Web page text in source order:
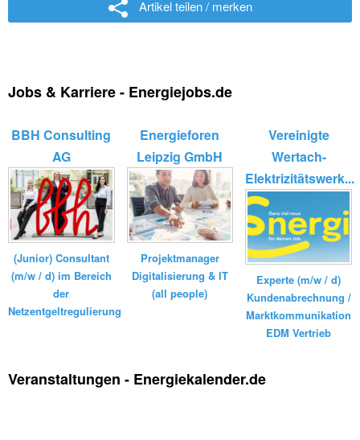
Artikel teilen / merken
Jobs & Karriere - Energiejobs.de
BBH Consulting
AG
(Junior) Consultant
(m/w / d) im Bereich
der
Netzentgeltregulierung
Energieforen
Leipzig GmbH
Projektmanager
Digitalisierung & IT
(all people)
Vereinigte
Wertach-
Elektrizitätswerk...
Experte (m/w / d)
Kundenabrechnung /
Marktkommunikation
EDM Vertrieb
Veranstaltungen - Energiekalender.de